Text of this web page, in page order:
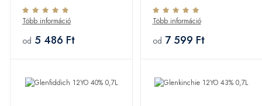
Több információ
od 5 486 Ft
Több információ
od 7 599 Ft